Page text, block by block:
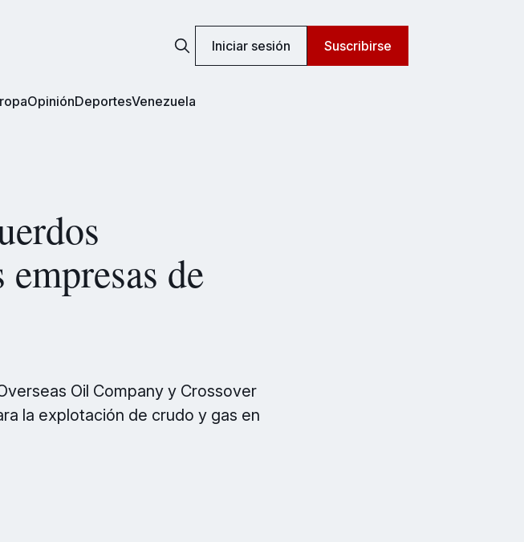
Iniciar sesión Suscribirse
OpiniónDeportesVenezuela
de
Oil Company y Crossover
la explotación de crudo y gas en